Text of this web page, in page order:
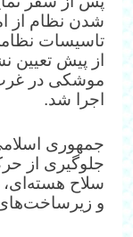
شدن نظام از
تاسیسات
از پیش تعیین
موشکی در غرب
اجرا شد.
جمهوری
جلوگیری از
سلاح هسته‌ای،
و زیرساخت‌های